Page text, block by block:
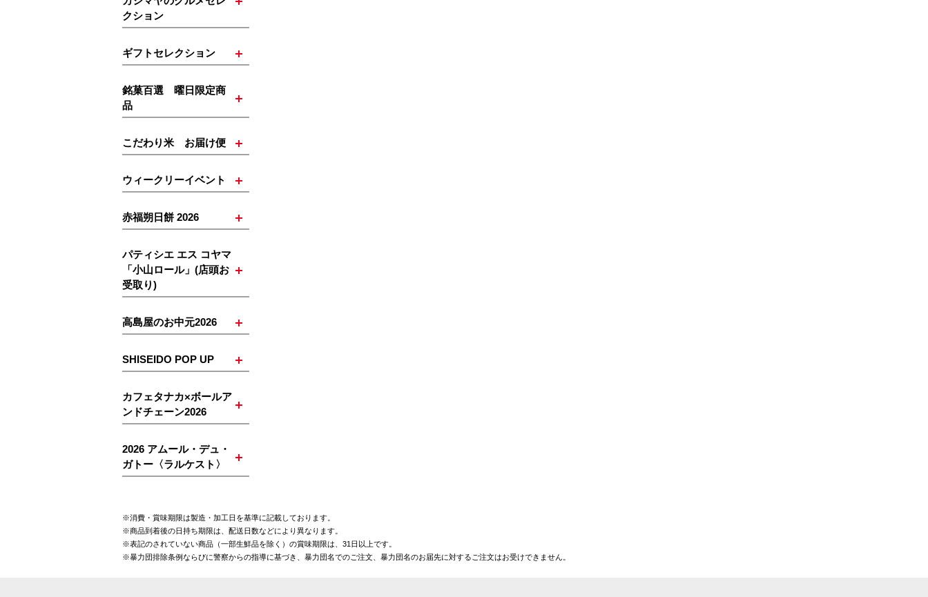
クション
ギフトセレクション
銘菓百選 曜日限定商
品
こだわり米 お届け便
ウィークリーイベント
赤福朔日餅 2026
パティシエ エス コヤマ
「小山ロール」(店頭お
受取り)
高島屋のお中元2026
SHISEIDO POP UP
カフェタナカ×ボールア
ンドチェーン2026
2026 アムール・デュ・
ガトー〈ラルケスト〉
※消費・賞味期限は製造・加工日を基準に記載しております。
※商品到着後の日持ち期限は、配送日数などにより異なります。
※表記のされていない商品（一部生鮮品を除く）の賞味期限は、31日以上です。
※暴力団排除条例ならびに警察からの指導に基づき、暴力団名でのご注文、暴力団名のお届先に対するご注文はお受けできません。